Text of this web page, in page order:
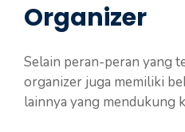
Organizer
Selain peran-peran yang
organizer juga memiliki
lainnya yang mendukung